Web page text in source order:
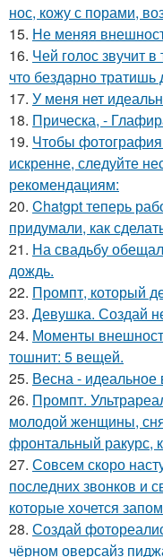
нос, кожу с порами,
15. Не меняя
16. Чей голос звучит
что бездарно тратишь
17. У меня нет
18. Прическа, -
19. Чтобы фотография
искренне, следуйте
рекомендациям:
20. Chatgpt теперь
придумали, как
21. На свадьбу
дождь.
22. Промпт, который
23. Девушка. Создай
24. Моменты
тошнит: 5 вещей.
25. Весна -
26. Промпт.
молодой женщины,
фронтальный ракурс,
27. Совсем скоро
последних звонков и
которые хочется
28. Создай
чёрном оверсайз